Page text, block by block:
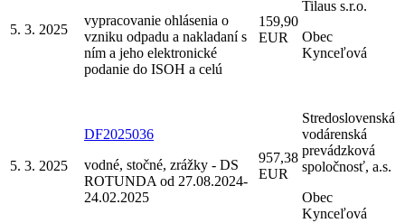
5. 3. 2025
vypracovanie ohlásenia o
vzniku odpadu a nakladaní s
ním a jeho elektronické
podanie do ISOH a celú
159,90
EUR
Tilaus s.r.o.
Obec
Kynceľová
5. 3. 2025
DF2025036
vodné, stočné, zrážky - DS
ROTUNDA od 27.08.2024-
24.02.2025
957,38
EUR
Stredoslovenská
vodárenská
prevádzková
spoločnosť, a.s.
Obec
Kynceľová